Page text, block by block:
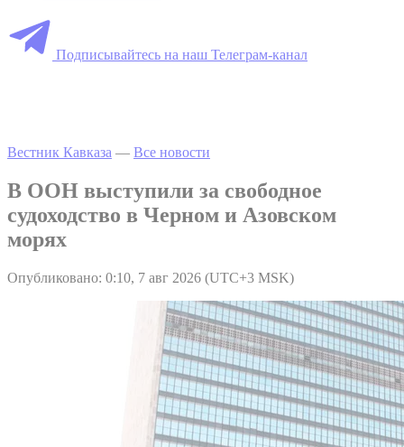
Подписывайтесь на наш Телеграм-канал
Вестник Кавказа — Все новости
В ООН выступили за свободное
судоходство в Черном и Азовском
морях
Опубликовано: 0:10, 7 авг 2026 (UTC+3 MSK)